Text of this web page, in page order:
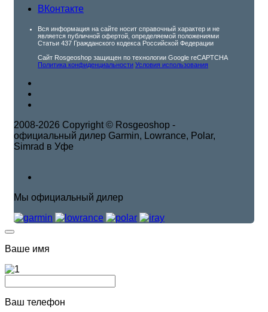
ВКонтакте
Вся информация на сайте носит справочный характер и не
является публичной офертой, определяемой положениями
Статьи 437 Гражданского кодекса Российской Федерации
Сайт Rosgeoshop защищен по технологии Google reCAPTCHA
Политика конфиденциальности Условия использования
2008-2026 Copyright © Rosgeoshop -
официальный дилер Garmin, Lowrance, Polar,
Simrad в Уфе
Мы официальный дилер
Ваше имя
Ваш телефон